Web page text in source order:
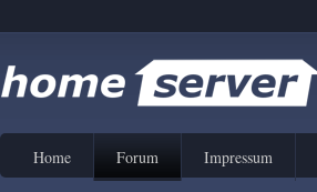
Home Forum Impressum